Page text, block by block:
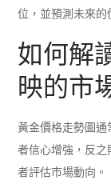
位，並預測未來的
如何解
映的市
黃金價格走勢圖
者信心增強，反
者評估市場動向。